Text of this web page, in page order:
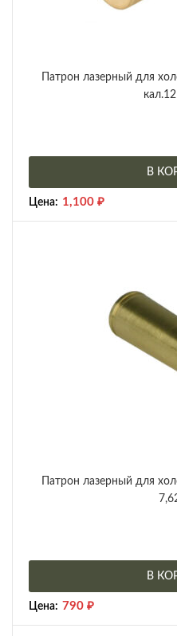
Патрон лазерный для
В
Цена: 1,100 ₽
Патрон лазерный для
В
Цена: 790 ₽